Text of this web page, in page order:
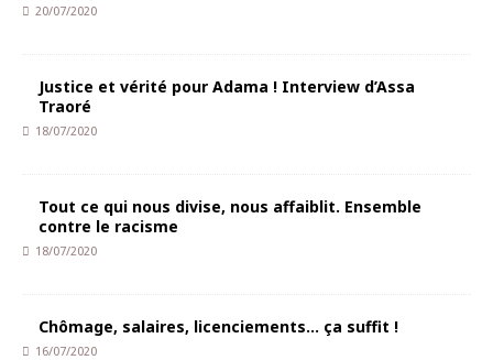
20/07/2020
Justice et vérité pour Adama ! Interview d’Assa
Traoré
18/07/2020
Tout ce qui nous divise, nous affaiblit. Ensemble
contre le racisme
18/07/2020
Chômage, salaires, licenciements… ça suffit !
16/07/2020